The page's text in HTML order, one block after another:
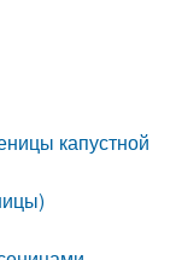
капустной